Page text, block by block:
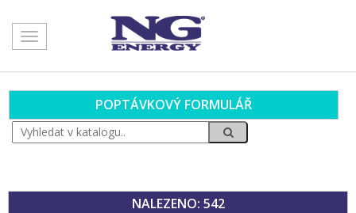
Toggle
POPTÁVKOVÝ FORMULÁŘ
NALEZENO: 542